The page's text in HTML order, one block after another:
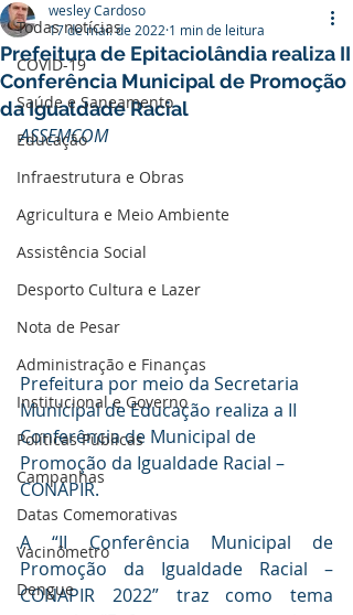
Todas notícias
COVID-19
Saúde e Saneamento
Educação
Infraestrutura e Obras
Agricultura e Meio Ambiente
Assistência Social
Desporto Cultura e Lazer
Nota de Pesar
Administração e Finanças
Institucional e Governo
Políticas Públicas
Campanhas
Datas Comemorativas
Vacinômetro
Dengue
Prefeitura de Epitaciolândia realiza II
Conferência Municipal de Promoção
da Igualdade Racial
wesley Cardoso
17 de mai. de 2022 1 min de leitura
ASSEMCOM
Prefeitura por meio da Secretaria
Municipal de Educação realiza a II
Conferência de Municipal de
Promoção da Igualdade Racial –
CONAPIR.
A “II Conferência Municipal de
Promoção da Igualdade Racial –
CONAPIR 2022” traz como tema